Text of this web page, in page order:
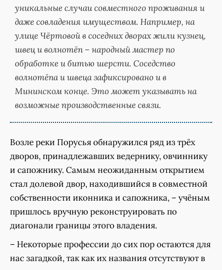
уникальные случаи совместного проживания и
даже совладения имуществом. Например, на
улице Чёртовой в соседних дворах жили кузнец,
швец и волнотёп – народный мастер по
обработке и битью шерсти. Соседство
волнотёпа и швеца зафиксировано и в
Мининском конце. Это может указывать на
возможные производственные связи.
Возле реки Порусья обнаружился ряд из трёх
дворов, принадлежавших ведернику, овчиннику
и сапожнику. Самым неожиданным открытием
стал долевой двор, находившийся в совместной
собственности иконника и сапожника, – учёным
пришлось вручную реконструировать по
диагонали границы этого владения.
– Некоторые профессии до сих пор остаются для
нас загадкой, так как их названия отсутствуют в